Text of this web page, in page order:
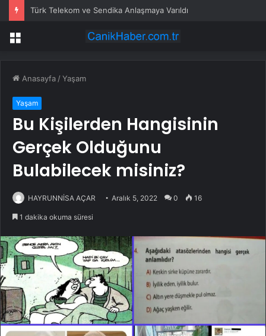
Türk Telekom ve Sendika Anlaşmaya Varıldı
Menü
Anasayfa /Yaşam
Yaşam
Bu Kişilerden Hangisinin
Gerçek Olduğunu
Bulabilecek misiniz?
HAYRUNNİSA AÇAR Aralık 5, 2022 0 16
1 dakika okuma süresi